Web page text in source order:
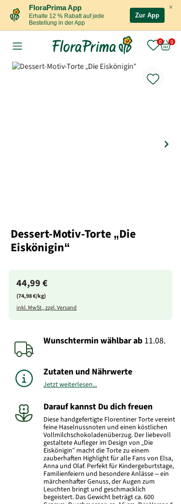
×
FloraPrima App
Erhalte 12 % Rabatt auf jede
Bestellung in der App
Zur App
Dessert-Motiv-Torte „Die
Eiskönigin“
44,99 €
(74,98 €/kg)
inkl. MwSt., zzgl. Versand
Wunschtermin wählbarab 11.08.
Zutaten und Nährwerte
Jetzt weiterlesen...
Darauf kannst Du dich freuen
Diese handgefertigte Florentiner Torte vereint
feine Haselnussnoten und einen köstlichen
Vollmilchschokoladenüberzug. Der liebevoll
gestaltete Aufleger im Design von „Die
Eiskönigin“ macht die Torte zu einem
zauberhaften Highlight für alle Fans von Elsa,
Anna und Olaf. Perfekt für Kindergeburtstage,
Familienfeiern und besondere Anlässe – ein
märchenhafter Genuss, der Augen zum
Leuchten bringt und geschmacklich
begeistert. Das Gewicht beträgt ca. 600